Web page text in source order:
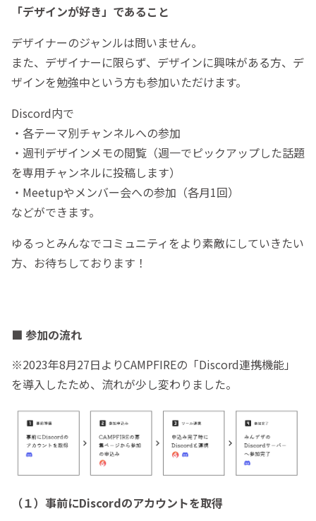
「デザインが好き」であること
デザイナーのジャンルは問いません。
また、デザイナーに限らず、デザインに興味がある方、デ
ザインを勉強中という方も参加いただけます。
Discord内で
・各テーマ別チャンネルへの参加
・週刊デザインメモの閲覧（週一でピックアップした話題
を専用チャンネルに投稿します）
・Meetupやメンバー会への参加（各月1回）
などができます。
ゆるっとみんなでコミュニティをより素敵にしていきたい
方、お待ちしております！
■ 参加の流れ
※2023年8月27日よりCAMPFIREの「Discord連携機能」
を導入したため、流れが少し変わりました。
（１）事前にDiscordのアカウントを取得